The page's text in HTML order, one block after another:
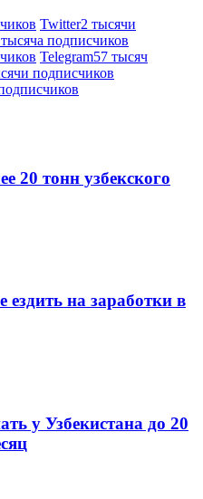
Twitter2 тысячи
подписчиков
Telegram57 тысяч
подписчиков
20 тонн узбекского
ездить на заработки в
у Узбекистана до 20